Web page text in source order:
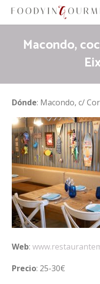
Macondo,
Dónde: Macondo, c/
Web:
Precio: 25-30€